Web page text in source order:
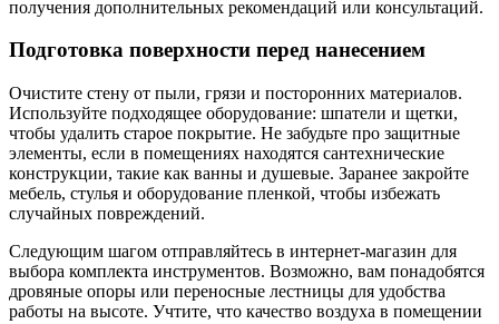
получения дополнительных рекомендаций или консультаций.
Подготовка поверхности перед нанесением
Очистите стену от пыли, грязи и посторонних материалов.
Используйте подходящее оборудование: шпатели и щетки,
чтобы удалить старое покрытие. Не забудьте про защитные
элементы, если в помещениях находятся сантехнические
конструкции, такие как ванны и душевые. Заранее закройте
мебель, стулья и оборудование пленкой, чтобы избежать
случайных повреждений.
Следующим шагом отправляйтесь в интернет-магазин для
выбора комплекта инструментов. Возможно, вам понадобятся
дровяные опоры или переносные лестницы для удобства
работы на высоте. Учтите, что качество воздуха в помещении